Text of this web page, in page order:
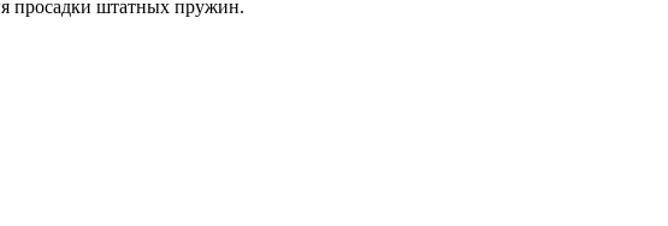
просадки штатных пружин.